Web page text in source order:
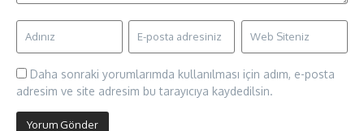
Daha sonraki yorumlarımda kullanılması için adım, e-posta
adresim ve site adresim bu tarayıcıya kaydedilsin.